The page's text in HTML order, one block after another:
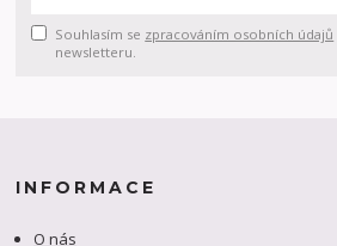
Souhlasím se zpracováním osobních údajů
newsletteru.
INFORMACE
O nás